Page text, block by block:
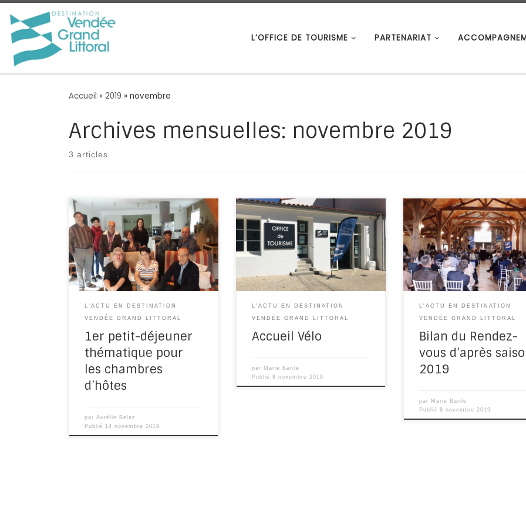
Passer au contenu
L’OFFICE DE TOURISME PARTENARIAT
Accueil » 2019 » novembre
Archives mensuelles: novembre 2019
3 articles
Un nouveau format de rencontre
Le 14 novembre dernier, l’Office
de Tourisme Destination Vendée
Grand Littoral organisait son
premier petit-déjeuner […]
L'ACTU EN DESTINATION
VENDÉE GRAND LITTORAL
1er petit-déjeuner
thématique pour
les chambres
d’hôtes
parAurélie Belaz
Publié 14 novembre 2019
Un nouveau bureau de tourisme
labellisé ! A l’instar des bureaux
de Jard-sur-Mer, Saint-Vincent-
sur-Jard, Longeville-sur-Mer et
de Moutiers-les-Mauxfaits, le
bureau […]
L'ACTU EN DESTINATION
VENDÉE GRAND LITTORAL
Accueil Vélo
par Marie Barile
Publié8 novembre 2019
Mardi 15 octobre s’est
3ème Rendez-vous d’Après
Saison des professionnels du
Tourisme en Vendée Grand
Littoral. 130 professionnels […]
L'ACTU EN DESTINATION
VENDÉE GRAND LITTORAL
Bilan du Rendez-
vous d’après
2019
par Marie Barile
Publié8 novembre 2019